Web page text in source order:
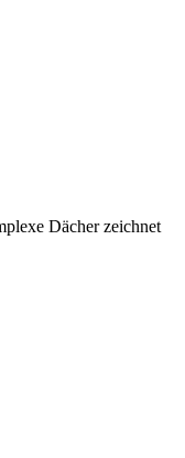
Dächer zeichnet